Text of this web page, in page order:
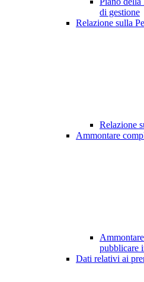
di gestione
Relazione sulla
Relazione
Ammontare
pubblicare
Dati relativi ai